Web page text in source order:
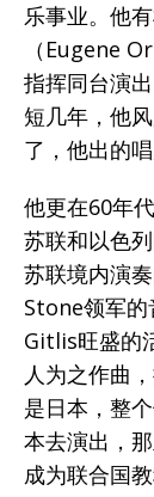
乐事业。他
（Eugene
指挥同台演
短几年，他
了，他出的唱
他更在60年
苏联和以色
苏联境内演
Stone领军的
Gitlis旺盛的
人为之作曲
是日本，整
本去演出，
成为联合国